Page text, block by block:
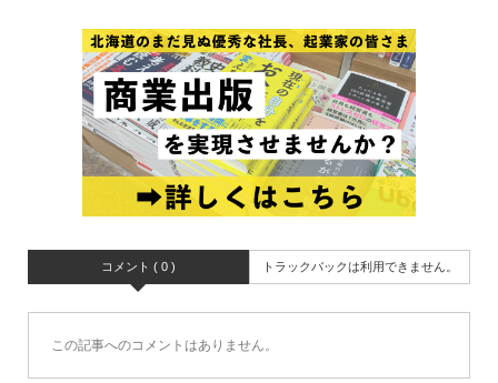
コメント ( 0 ) トラックバックは利用できません。
この記事へのコメントはありません。